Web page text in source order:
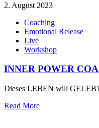
2. August 2023
Coaching
Emotional Release
Live
Workshop
INNER POWER
Dieses LEBEN will
Read More